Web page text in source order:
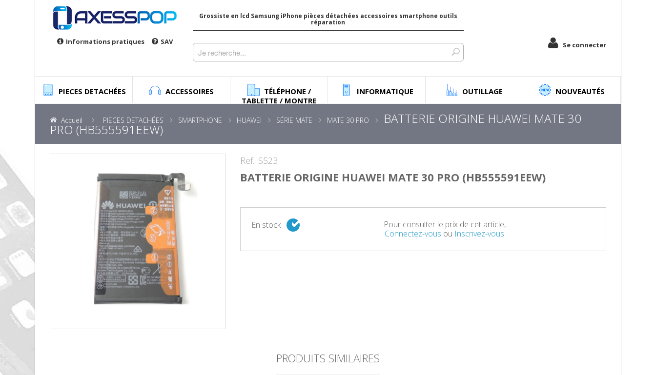
Informations pratiques SAV
Grossiste en lcd Samsung iPhone pièces détachées accessoires smartphone outils
réparation
Se connecter
PIECES DETACHÉES ACCESSOIRES
TÉLÉPHONE /
TABLETTE / MONTRE
INFORMATIQUE OUTILLAGE NOUVEAUTÉS
Accueil PIECES DETACHÉES SMARTPHONE HUAWEI SÉRIE MATE MATE 30 PRO BATTERIE ORIGINE HUAWEI MATE 30
PRO (HB555591EEW)
Ref. S523
BATTERIE ORIGINE HUAWEI MATE 30 PRO (HB555591EEW)
En stock
Pour consulter le prix de cet article,
Connectez-vous ou Inscrivez-vous
PRODUITS SIMILAIRES